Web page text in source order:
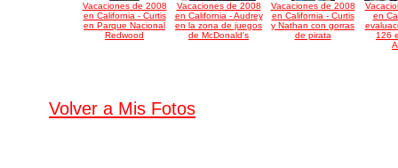
Vacaciones de 2008
en California - Curtis
en Parque Nacional
Redwood
Vacaciones de 2008
en California - Audrey
en la zona de juegos
de McDonald's
Vacaciones de 2008
en California - Curtis
y Nathan con gorras
de pirata
en
126
Volver a Mis Fotos